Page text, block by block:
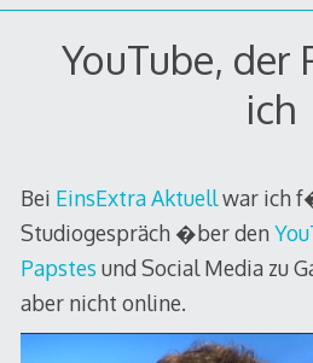
YouTube, der
ich
Bei EinsExtra Aktuellwar ich
Studiogespräch �ber den
Papstes und Social Media zu
aber nicht online.